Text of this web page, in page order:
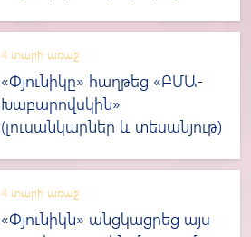
համակարգող Հայկ
Ոսկանյանը
4 տարի առաջ
«Փյունիկը» հաղթեց «ԲՄԱ-
Խաբարովսկին»
(լուսանկարներ և տեսանյութ)
4 տարի առաջ
«Փյունիկն» անցկացրեց այս